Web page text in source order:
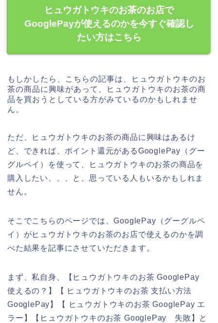
ヒュウガトウキのお茶のお店で
GooglePayが使えるのかを今すぐ確認し
たい方はこちら
もしかしたら、こちらの記事は、ヒュウガトウキのお
茶の商品に興味があって、ヒュウガトウキのお茶の商
品を買おうとしている方がみているのかもしれませ
ん。
ただ、ヒュウガトウキのお茶の商品に興味はあるけ
ど、できれば、ポイント還元があるGooglePay（グー
グルペイ）を使って、ヒュウガトウキのお茶の商品を
購入したい、、、と、思っている人もいるかもしれま
せん。
そこでこちらのページでは、GooglePay（グーグルペ
イ）がヒュウガトウキのお茶のお店で使えるのかを調
べた結果を記事にさせていただきます。
まず、私自身、【ヒュウガトウキのお茶 GooglePay
使えるの？】【 ヒュウガトウキのお茶 支払い方法
GooglePay】【 ヒュウガトウキのお茶 GooglePay エ
ラー】【ヒュウガトウキのお茶 GooglePay 失敗】と